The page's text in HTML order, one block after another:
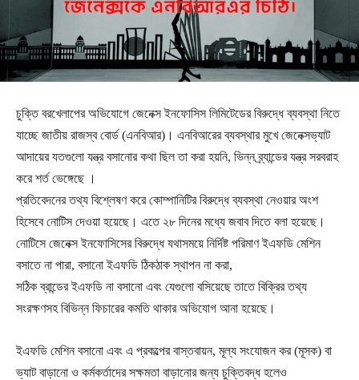
চুক্তি বরখেলাপের অভিযোগে জেনেক্স ইনফোসিস লিমিটেডের বিরুদ্ধে ব্যবস্থা নিতে
যাচ্ছে জাতীয় রাজস্ব বোর্ড (এনবিআর)। এনবিআরের ব্যবস্থার মুখে জেনেক্সভ্যাট
আদায়ের যতগুলো যন্ত্র বসানোর কথা ছিল তা করা হয়নি, ভিন্ন ব্র্যান্ডের যন্ত্র সরবরাহ
করে শর্ত ভেঙ্গেছে ।
প্রতিবেদনের তথ্য বিশ্লেষণ করে কোম্পানিটির বিরুদ্ধে ব্যবস্থা নেওয়ার অংশ
হিসেবে নোটিস দেওয়া হয়েছে। এতে ২৮ দিনের মধ্যে জবাব দিতে বলা হয়েছে।
নোটিসে জেনেক্স ইনফোসিসের বিরুদ্ধে যথাসময়ে নির্দিষ্ট পরিমাণ ইএফডি মেশিন
বসাতে না পারা, বসানো ইএফডি ঠিকঠাক স্থাপন না করা,
সঠিক ব্রান্ডের ইএফডি না বসানো এবং যেগুলো বসিয়েছে তাতে বিক্রির তথ্য
সংরক্ষণসহ বিভিন্ন ফিচারের কমতি থাকার অভিযোগ আনা হয়েছে।
ইএফডি মেশিন বসানো এবং এ প্রকল্পের বাস্তবায়ন, মূল্য সংযোজন কর (মূসক) বা
ভ্যাট বাড়ানো ও কর্মকর্তাদের সক্ষমতা বাড়ানোর জন্য চুক্তিবদ্ধ হলেও